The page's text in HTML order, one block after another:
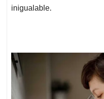
inigualable.